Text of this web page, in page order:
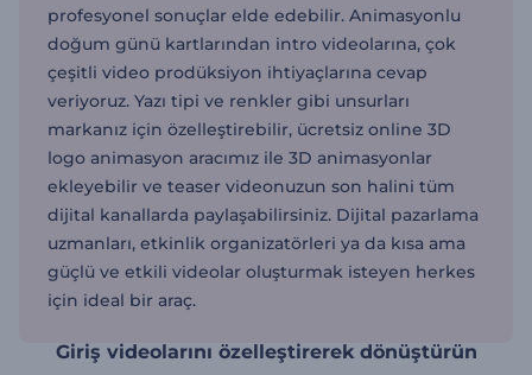
profesyonel sonuçlar elde edebilir. Animasyonlu
doğum günü kartlarından intro videolarına, çok
çeşitli video prodüksiyon ihtiyaçlarına cevap
veriyoruz. Yazı tipi ve renkler gibi unsurları
markanız için özelleştirebilir, ücretsiz online 3D
logo animasyon aracımız ile 3D animasyonlar
ekleyebilir ve teaser videonuzun son halini tüm
dijital kanallarda paylaşabilirsiniz. Dijital pazarlama
uzmanları, etkinlik organizatörleri ya da kısa ama
güçlü ve etkili videolar oluşturmak isteyen herkes
için ideal bir araç.
Giriş videolarını özelleştirerek dönüştürün